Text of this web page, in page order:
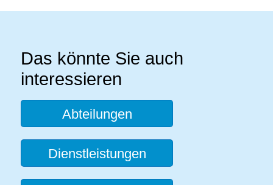
Das könnte Sie auch
interessieren
Abteilungen
Dienstleistungen